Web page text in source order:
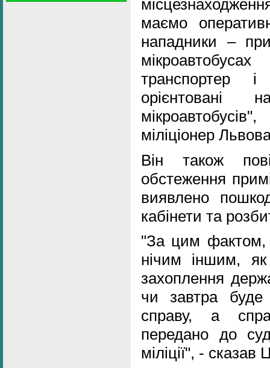
маємо
нападники –
транспортер
орієнтовані
міліціонер
Він також
обстеження
виявлено
кабінети та
"За цим фактом,
нічим іншим,
захоплення
чи завтра буде
справу, а
передано до
міліції", - сказав